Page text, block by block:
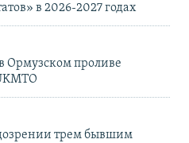
в 2026-2027 годах
Ормузском проливе
трем бывшим